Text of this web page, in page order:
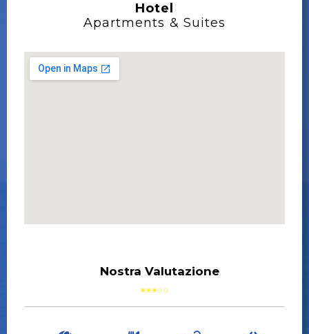
Hotel
Apartments & Suites
Nostra Valutazione